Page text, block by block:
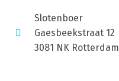
Slotenboer
Gaesbeekstraat 12
3081 NK Rotterdam